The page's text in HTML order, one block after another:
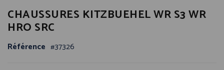
au
début
la
CHAUSSURES KITZBUEHEL WR S3 WR
HRO SRC
Référence 37326